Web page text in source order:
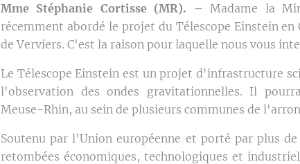
Mme Stéphanie Cortisse (MR). – Madame la
récemment abordé le projet du Télescope Einstein
de Verviers. C'est la raison pour laquelle nous vous
Le Télescope Einstein est un projet d'infrastructure
l'observation des ondes gravitationnelles. Il
Meuse-Rhin, au sein de plusieurs communes de
Soutenu par l'Union européenne et porté par plus
retombées économiques, technologiques et